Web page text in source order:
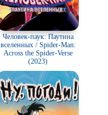
Человек-паук: Паутина
вселенных / Spider-Man:
Across the Spider-Verse
(2023)